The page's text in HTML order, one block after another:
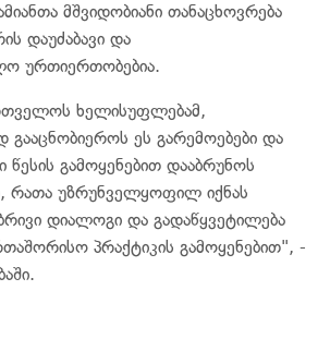
მშვიდობიანი თანაცხოვრება
დაუძაბავი და
ურთიერთობებია.
ხელისუფლებამ,
გააცნობიეროს ეს გარემოებები და
გამოყენებით დააბრუნოს
რათა უზრუნველყოფილ იქნას
დიალოგი და გადაწყვეტილება
პრაქტიკის გამოყენებით", -